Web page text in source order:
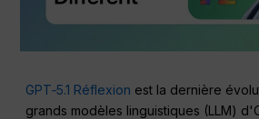
GPT‑5.1 Réflexion est la dernière
grands modèles linguistiques (LLM)